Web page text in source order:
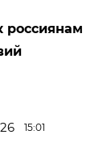
россиянам
15:01